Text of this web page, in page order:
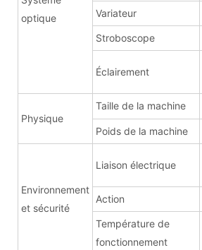
optique
Variateur
Stroboscope
Éclairement
Physique
Taille de la machine
Poids de la machine
Environnement
et sécurité
Liaison électrique
Action
Température de
fonctionnement